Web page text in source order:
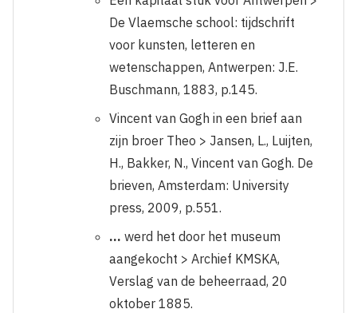
De Vlaemsche school: tijdschrift
voor kunsten, letteren en
wetenschappen, Antwerpen: J.E.
Buschmann, 1883, p.145.
Vincent van Gogh in een brief aan
zijn broer Theo > Jansen, L., Luijten,
H., Bakker, N., Vincent van Gogh. De
brieven, Amsterdam: University
press, 2009, p.551.
… werd het door het museum
aangekocht > Archief KMSKA,
Verslag van de beheerraad, 20
oktober 1885.